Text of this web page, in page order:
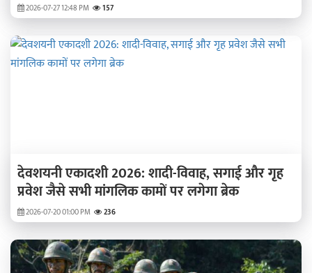
2026-07-27 12:48 PM 157
देवशयनी एकादशी 2026: शादी-विवाह, सगाई और गृह
प्रवेश जैसे सभी मांगलिक कामों पर लगेगा ब्रेक
2026-07-20 01:00 PM 236